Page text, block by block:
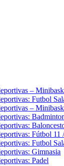
–
Futbol
–
Fútbol 11
Futbol
Gimnasia
Padel